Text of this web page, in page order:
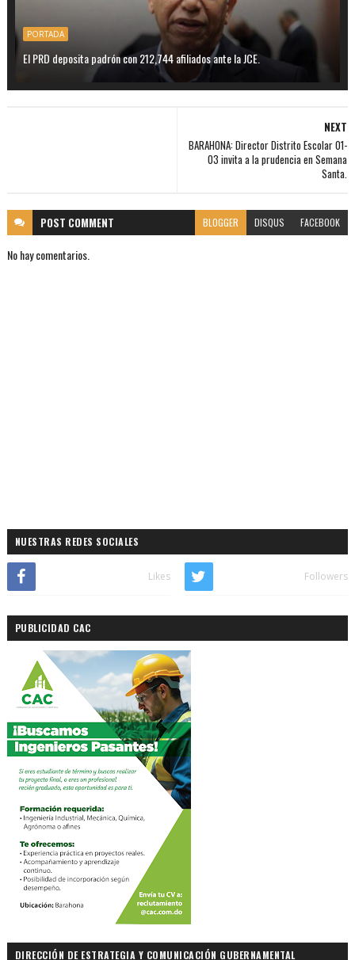
PORTADA
El PRD deposita padrón con 212,744 afiliados ante la JCE.
NEXT
BARAHONA: Director Distrito Escolar 01-
03 invita a la prudencia en Semana
Santa.
POST COMMENT BLOGGER DISQUS FACEBOOK
No hay comentarios.
NUESTRAS REDES SOCIALES
Likes Followers
PUBLICIDAD CAC
DIRECCIÓN DE ESTRATEGIA Y COMUNICACIÓN GUBERNAMENTAL